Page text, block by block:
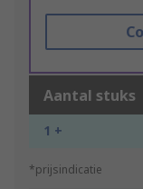
Aantal stuks
1 +
*prijsindicatie